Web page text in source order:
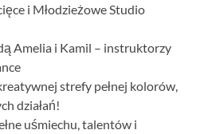
i Młodzieżowe Studio
Amelia i Kamil – instruktorzy
strefy pełnej kolorów,
działań!
uśmiechu, talentów i